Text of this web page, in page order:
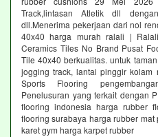
Track,lintasan Atletik dll
dll.Menerima pekerjaan dari nol
40x40 harga murah ralali |
Ceramics Tiles No Brand Pusat
Tile 40x40 berkualitas. untuk
jogging track, lantai pinggir kolam
Sports Flooring
Penelusuran yang terkait dengan
flooring indonesia harga rubber
flooring surabaya harga rubber
karet gym harga karpet rubber